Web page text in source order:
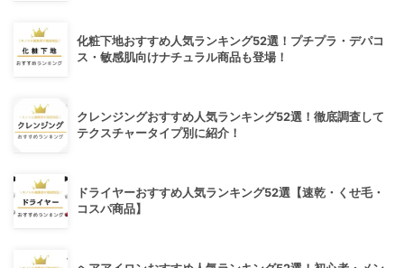
化粧下地おすすめ人気ランキング52選！プチプラ・デパコ
ス・敏感肌向けナチュラル商品も登場！
クレンジングおすすめ人気ランキング52選！徹底調査して
テクスチャータイプ別に紹介！
ドライヤーおすすめ人気ランキング52選【速乾・くせ毛・
コスパ商品】